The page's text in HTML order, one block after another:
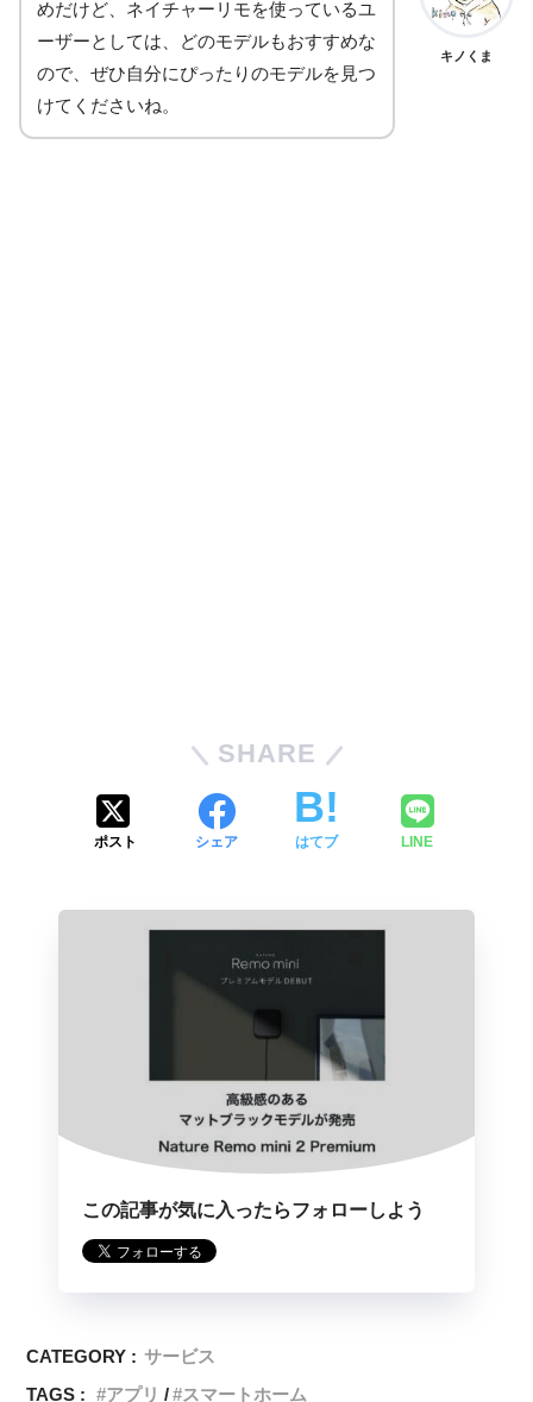
めだけど、ネイチャーリモを使っているユ
ーザーとしては、どのモデルもおすすめな
ので、ぜひ自分にぴったりのモデルを見つ
けてくださいね。
キノくま
SHARE
ポスト シェア はてブ LINE
この記事が気に入ったらフォローしよう
CATEGORY : サービス
TAGS :
アプリ スマートホーム